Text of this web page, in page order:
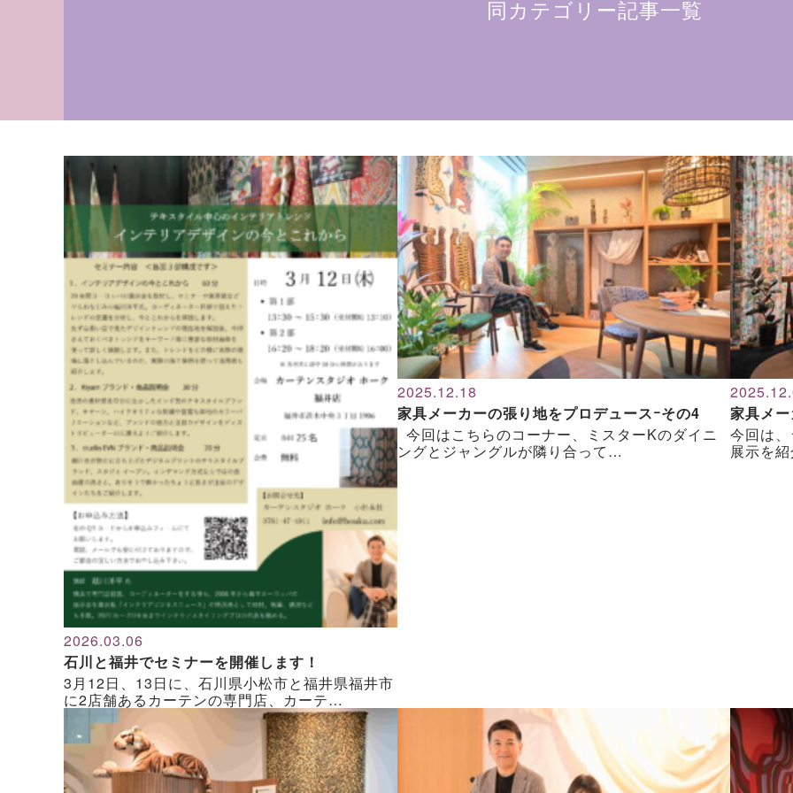
同カテゴリー記事一覧
2026.03.06
石川と福井でセミナーを開催します！
3月12日、13日に、石川県小松市と福井県福井市
に2店舗あるカーテンの専門店、カーテ…
2025.12.18
家具メーカーの張り地をプロデュースｰその4
今回はこちらのコーナー、ミスターKのダイニ
ングとジャングルが隣り合って…
家具メ
今回は
展示を